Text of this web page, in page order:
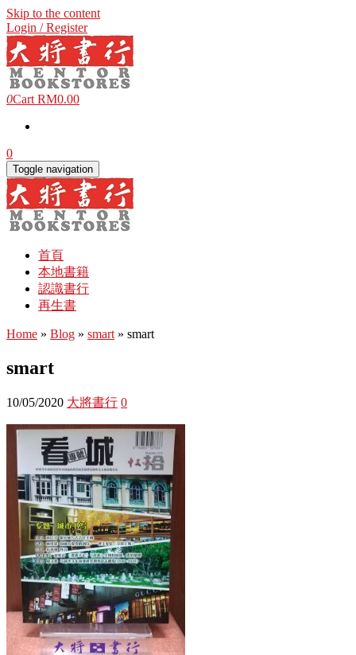
Skip to the content
Login / Register
0Cart RM0.00
0
Toggle navigation
首頁
本地書籍
認識書行
再生書
Home » Blog » smart » smart
smart
10/05/2020 大將書行 0